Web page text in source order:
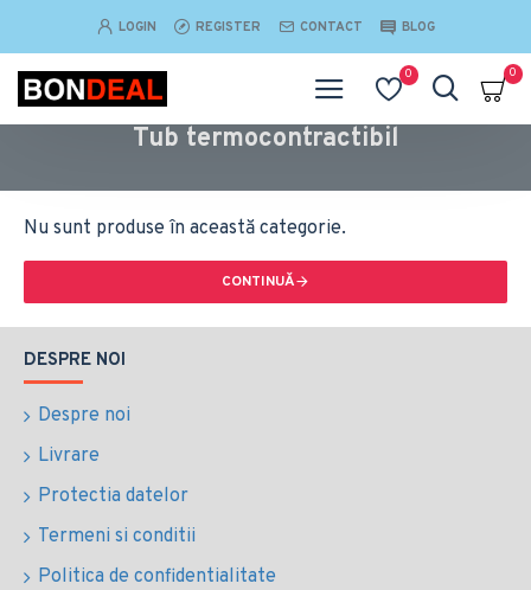
LOGIN REGISTER CONTACT BLOG
0 0
Tub termocontractibil
Nu sunt produse în această categorie.
CONTINUĂ
DESPRE NOI
Despre noi
Livrare
Protectia datelor
Termeni si conditii
Politica de confidentialitate